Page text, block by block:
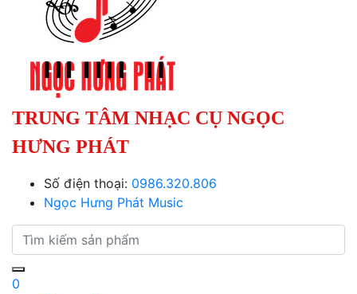
TRUNG TÂM NHẠC CỤ NGỌC
HƯNG PHÁT
Số điện thoại: 0986.320.806
Ngọc Hưng Phát Music
0